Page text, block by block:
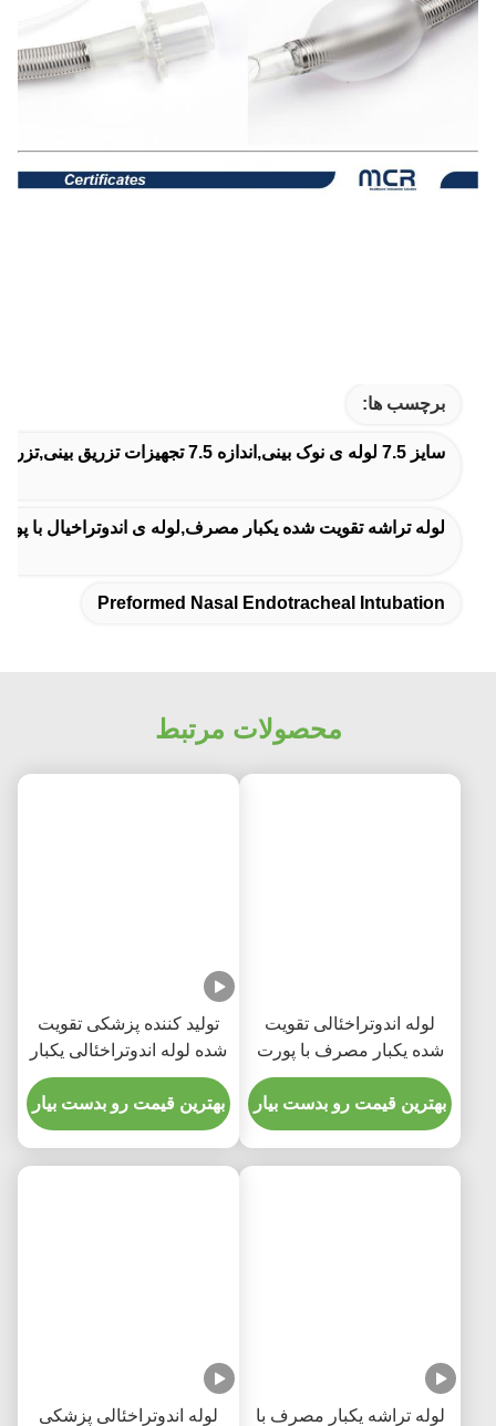
برچسب ها:
سایز 7.5 لوله ی نوک بینی,اندازه 7.5 تجهیزات تزریق بینی,تزریق پیش سازان به داخل بینی
لوله تراشه تقویت شده یکبار مصرف,لوله ی اندوتراخیال با
Preformed Nasal Endotracheal Intubation
محصولات مرتبط
لوله اندوتراخئالی تقویت
شده یکبار مصرف با پورت
مکش برای پیشگیری از
VAP
بهترین قیمت رو بدست بیار
تولید کننده پزشکی تقویت
شده لوله اندوتراخئالی یکبار
مصرفی بدون DEHP
بهترین قیمت رو بدست بیار
لوله تراشه یکبار مصرف با
لوله اندوتراخئالی پزشکی